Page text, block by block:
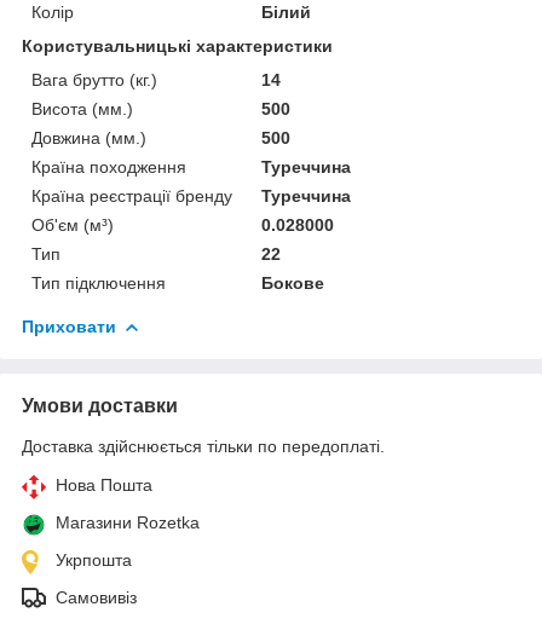
Колір
Білий
Користувальницькі характеристики
Вага брутто (кг.)
14
Висота (мм.)
500
Довжина (мм.)
500
Країна походження
Туреччина
Країна реєстрації бренду
Туреччина
Об'єм (м³)
0.028000
Тип
22
Тип підключення
Бокове
Приховати
Умови доставки
Доставка здійснюється тільки по передоплаті.
Нова Пошта
Магазини Rozetka
Укрпошта
Самовивіз